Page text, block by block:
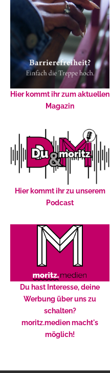
Hier kommt ihr zum aktuellen
Magazin
Hier kommt ihr zu unserem
Podcast
Du hast Interesse, deine
Werbung über uns zu
schalten?
moritz.medien macht's
möglich!